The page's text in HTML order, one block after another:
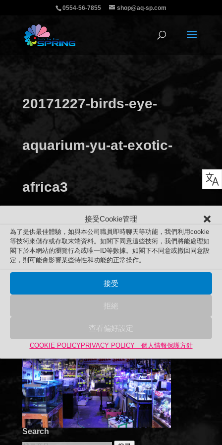
接受Cookie管理
為了提供最佳體驗，如與本公司職員即時聊天等功能，我們利用cookie
等技術來儲存或存取末端資料。如閣下同意這些技術，我們將能處理如
閣下於本網站的瀏覽行為或唯一ID等數據。如閣下不同意或撤回同意設
定，則可能會影響某些特性和功能的正常操作。
接受
拒絕
查看偏好設定
COOKIE POLICYPRIVACY POLICY｜個人情報保護方針
0554-56-7855 shop@aq-sp.com
20171227-birds-eye-
aquarium-yu-at-exotic-
africa3
Search